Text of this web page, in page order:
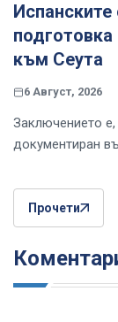
към Сеута
6 Август, 2026
Заключението е,
документиран
Прочети